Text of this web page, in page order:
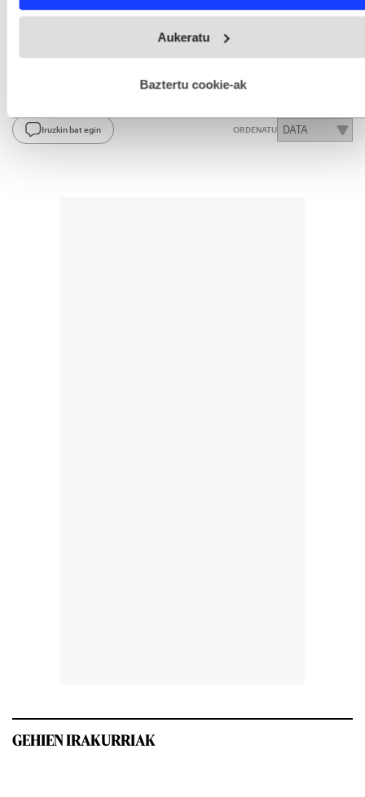
fitxategiak erabiltzen ditu. Zure esperientzia eta zerbitzuak
esplizitua ematen diguzu.Gehiago irakurri
Aukeratu
Baztertu cookie-ak
AukeratuBERRIAgogoko iturri gisa Googlen.
Iruzkin bat egin ORDENATU
GEHIEN IRAKURRIAK